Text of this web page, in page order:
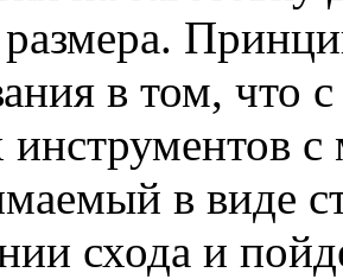
в том, что
с
в виде
схода и